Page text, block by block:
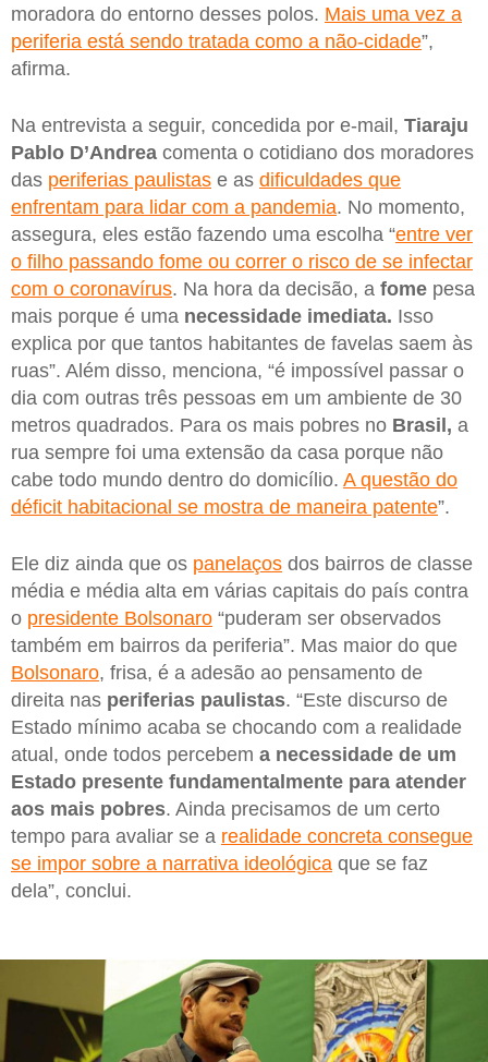
moradora do entorno desses polos. Mais uma vez a
periferia está sendo tratada como a não-cidade”,
afirma.
Na entrevista a seguir, concedida por e-mail, Tiaraju
Pablo D’Andrea comenta o cotidiano dos moradores
das periferias paulistas e as dificuldades que
enfrentam para lidar com a pandemia. No momento,
assegura, eles estão fazendo uma escolha “entre ver
o filho passando fome ou correr o risco de se infectar
com o coronavírus. Na hora da decisão, a fome pesa
mais porque é uma necessidade imediata. Isso
explica por que tantos habitantes de favelas saem às
ruas”. Além disso, menciona, “é impossível passar o
dia com outras três pessoas em um ambiente de 30
metros quadrados. Para os mais pobres no Brasil, a
rua sempre foi uma extensão da casa porque não
cabe todo mundo dentro do domicílio. A questão do
déficit habitacional se mostra de maneira patente”.
Ele diz ainda que os panelaços dos bairros de classe
média e média alta em várias capitais do país contra
o presidente Bolsonaro “puderam ser observados
também em bairros da periferia”. Mas maior do que
Bolsonaro, frisa, é a adesão ao pensamento de
direita nas periferias paulistas. “Este discurso de
Estado mínimo acaba se chocando com a realidade
atual, onde todos percebem a necessidade de um
Estado presente fundamentalmente para atender
aos mais pobres. Ainda precisamos de um certo
tempo para avaliar se a realidade concreta consegue
se impor sobre a narrativa ideológica que se faz
dela”, conclui.